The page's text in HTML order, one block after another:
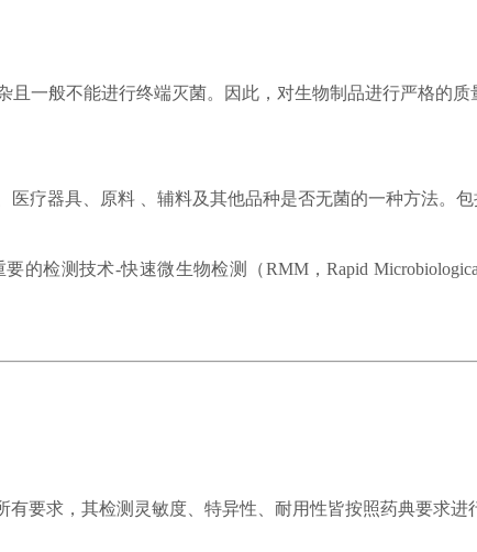
一般不能进行终端灭菌。因此，对生物制品进行严格的
疗器具、原料 、辅料及其他品种是否无菌的一种方法。包
的检测技术-快速微生物检测（RMM，Rapid
有要求，其检测灵敏度、特异性、耐用性皆按照药典要求进